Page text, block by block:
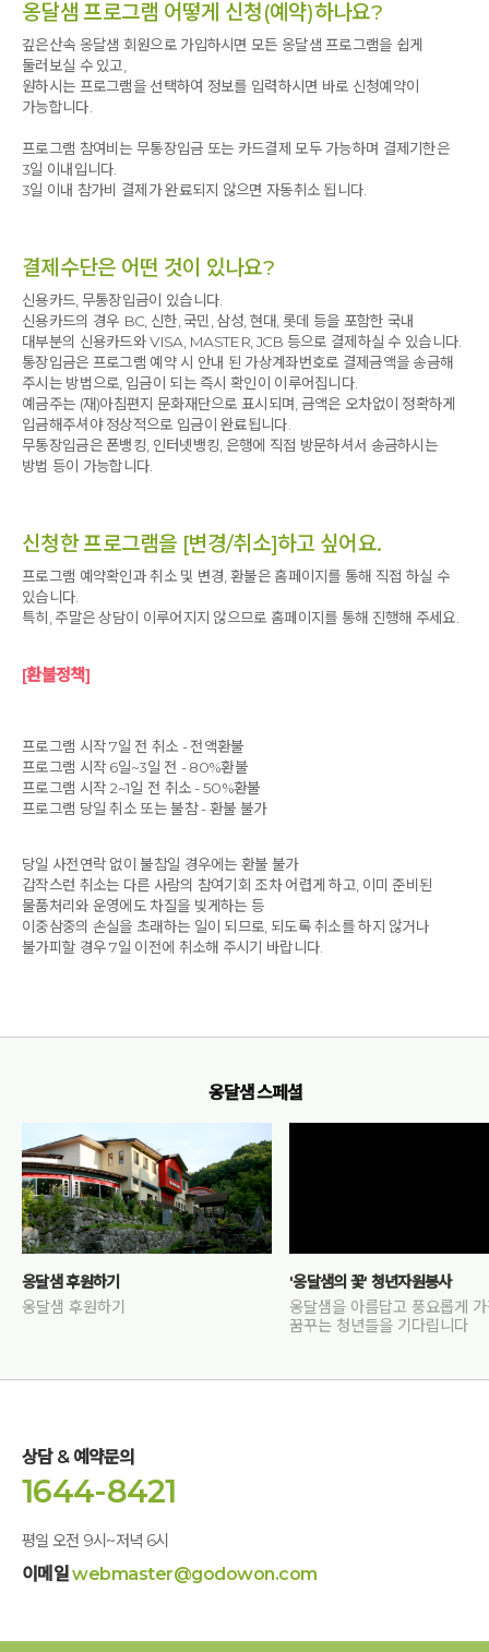
올라도 문제 내려도 문제였다.
'저 친구는 많이 벌었겠지?'
난~~~
토막을 치고 있다
결핍과 강박으로 난 지친다.
내면혁명 속에서 고요한 내면의 세계로 인도해 주시는 라의형브라더를 만났다.
액티브명상, 근막이완,성공으로 가는 9가지 계명 속에서 깨달음의 세계로 나를 인도해 주었다.
한 인격체로 선입감 없이 손가락 끝으로 만나고 내어준 어깨에 손을 올려 따뜻한 마음을 전하고 눈과
눈이 만나 눈물을 쏟아내며 가슴과 가슴이 만나 서로의 감동을 나눴다.
옹달샘 프로그램 어떻게 신청(예약)하나요?
깊은산속 옹달샘 회원으로 가입하시면 모든 옹달샘 프로그램을 쉽게
둘러보실 수 있고,
원하시는 프로그램을 선택하여 정보를 입력하시면 바로 신청예약이
가능합니다.
프로그램 참여비는 무통장입금 또는 카드결제 모두 가능하며 결제기한은
3일 이내입니다.
3일 이내 참가비 결제가 완료되지 않으면 자동취소 됩니다.
결제수단은 어떤 것이 있나요?
신용카드, 무통장입금이 있습니다.
신용카드의 경우 BC, 신한, 국민, 삼성, 현대, 롯데 등을 포함한 국내
대부분의 신용카드와 VISA, MASTER, JCB 등으로 결제하실 수 있습니다.
통장입금은 프로그램 예약 시 안내 된 가상계좌번호로 결제금액을 송금해
주시는 방법으로, 입금이 되는 즉시 확인이 이루어집니다.
예금주는 (재)아침편지 문화재단으로 표시되며, 금액은 오차없이 정확하게
입금해주셔야 정상적으로 입금이 완료됩니다.
무통장입금은 폰뱅킹, 인터넷뱅킹, 은행에 직접 방문하셔서 송금하시는
방법 등이 가능합니다.
신청한 프로그램을 [변경/취소]하고 싶어요.
프로그램 예약확인과 취소 및 변경, 환불은 홈페이지를 통해 직접 하실 수
있습니다.
특히, 주말은 상담이 이루어지지 않으므로 홈페이지를 통해 진행해 주세요.
[환불정책]
프로그램 시작 7일 전 취소 - 전액환불
프로그램 시작 6일~3일 전 - 80%환불
프로그램 시작 2~1일 전 취소 - 50%환불
프로그램 당일 취소 또는 불참 - 환불 불가
당일 사전연락 없이 불참일 경우에는 환불 불가
갑작스런 취소는 다른 사람의 참여기회 조차 어렵게 하고, 이미 준비된
물품처리와 운영에도 차질을 빚게하는 등
이중삼중의 손실을 초래하는 일이 되므로, 되도록 취소를 하지 않거나
불가피할 경우 7일 이전에 취소해 주시기 바랍니다.
옹달샘 스페셜
옹달샘 후원하기
옹달샘 후원하기
'옹달샘의 꽃' 청년자원봉사
옹달샘을 아름답고 풍요롭게
꿈꾸는 청년들을 기다립니다
상담 & 예약문의
1644-8421
평일 오전 9시~저녁 6시
이메일webmaster@godowon.com